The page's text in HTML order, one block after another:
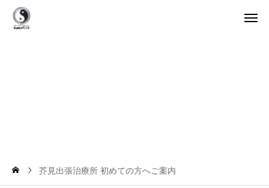
芥見出張治療所 初めての方へご案内